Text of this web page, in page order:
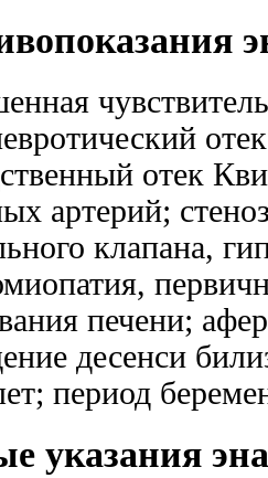
отек
артерий;
клапана,
печени;
десенси
период
указания